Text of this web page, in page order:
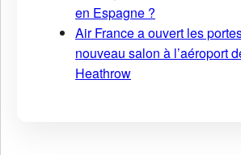
en Espagne ?
Air France a ouvert les
nouveau salon à l’aéroport
Heathrow